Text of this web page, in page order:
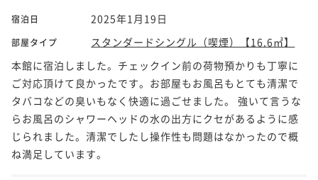
宿泊日 2025年1月19日
部屋タイプ
スタンダードシングル（喫煙）【16.6㎡】
本館に宿泊しました。チェックイン前の荷物預かりも丁寧に
ご対応頂けて良かったです。お部屋もお風呂もとても清潔で
タバコなどの臭いもなく快適に過ごせました。 強いて言うな
らお風呂のシャワーヘッドの水の出方にクセがあるように感
じられました。清潔でしたし操作性も問題はなかったので概
ね満足しています。